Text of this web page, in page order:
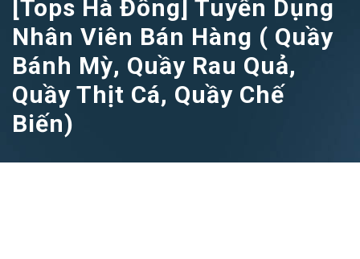
[Tops Hà Đông] Tuyển Dụng
Nhân Viên Bán Hàng ( Quầy
Bánh Mỳ, Quầy Rau Quả,
Quầy Thịt Cá, Quầy Chế
Biến)